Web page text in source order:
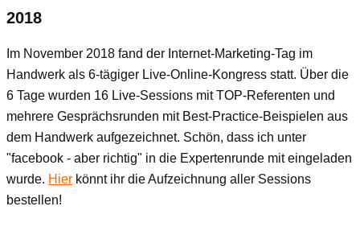
2018
Im November 2018 fand der Internet-Marketing-Tag im
Handwerk als 6-tägiger Live-Online-Kongress statt. Über die
6 Tage wurden 16 Live-Sessions mit TOP-Referenten und
mehrere Gesprächsrunden mit Best-Practice-Beispielen aus
dem Handwerk aufgezeichnet. Schön, dass ich unter
"facebook - aber richtig" in die Expertenrunde mit eingeladen
wurde. Hier könnt ihr die Aufzeichnung aller Sessions
bestellen!